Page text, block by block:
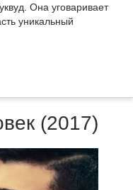
Она уговаривает
уникальный
(2017)